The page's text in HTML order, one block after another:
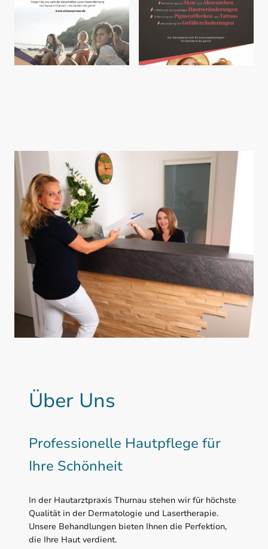
Über Uns
Professionelle Hautpflege für
Ihre Schönheit
In der Hautarztpraxis Thurnau stehen wir für höchste
Qualität in der Dermatologie und Lasertherapie.
Unsere Behandlungen bieten Ihnen die Perfektion,
die Ihre Haut verdient.